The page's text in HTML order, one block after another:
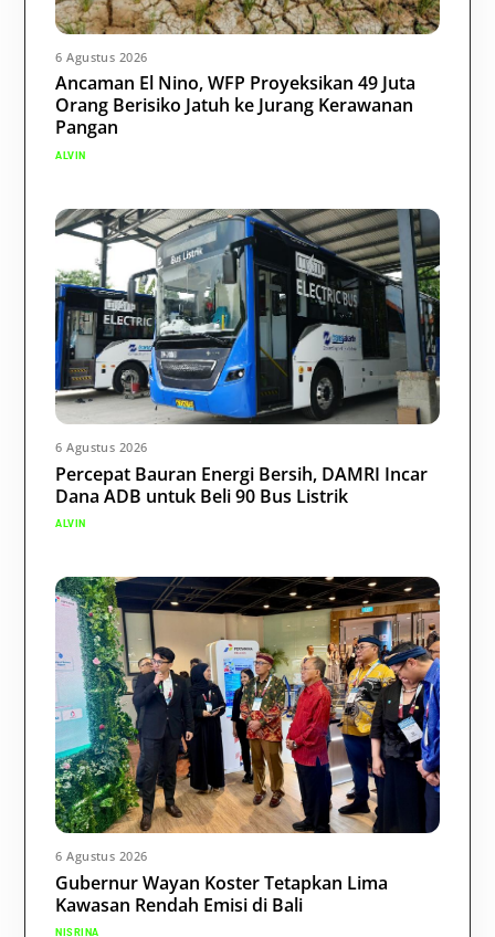
6 Agustus 2026
Ancaman El Nino, WFP Proyeksikan 49 Juta
Orang Berisiko Jatuh ke Jurang Kerawanan
Pangan
ALVIN
6 Agustus 2026
Percepat Bauran Energi Bersih, DAMRI Incar
Dana ADB untuk Beli 90 Bus Listrik
ALVIN
6 Agustus 2026
Gubernur Wayan Koster Tetapkan Lima
Kawasan Rendah Emisi di Bali
NISRINA